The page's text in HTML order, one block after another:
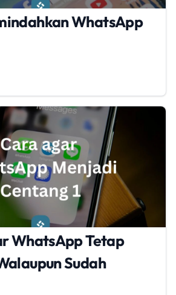
WhatsApp
WhatsApp Tetap
Sudah